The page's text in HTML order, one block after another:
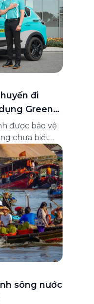
đi
Green
được bảo vệ
chưa biết
sẽ hướng
tham gia)
dụng Green
trước khi
sông nước